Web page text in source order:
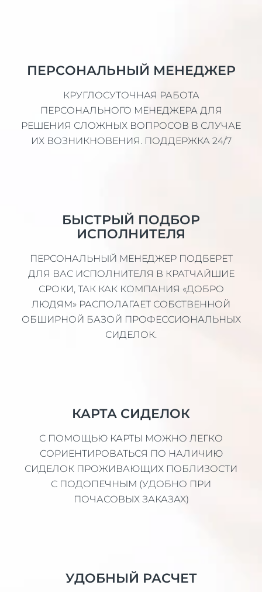
ПЕРСОНАЛЬНЫЙ МЕНЕДЖЕР
КРУГЛОСУТОЧНАЯ РАБОТА
ПЕРСОНАЛЬНОГО МЕНЕДЖЕРА ДЛЯ
РЕШЕНИЯ СЛОЖНЫХ ВОПРОСОВ В СЛУЧАЕ
ИХ ВОЗНИКНОВЕНИЯ. ПОДДЕРЖКА 24/7
БЫСТРЫЙ ПОДБОР
ИСПОЛНИТЕЛЯ
ПЕРСОНАЛЬНЫЙ МЕНЕДЖЕР ПОДБЕРЕТ
ДЛЯ ВАС ИСПОЛНИТЕЛЯ В КРАТЧАЙШИЕ
СРОКИ, ТАК КАК КОМПАНИЯ «ДОБРО
ЛЮДЯМ» РАСПОЛАГАЕТ СОБСТВЕННОЙ
ОБШИРНОЙ БАЗОЙ ПРОФЕССИОНАЛЬНЫХ
СИДЕЛОК.
КАРТА СИДЕЛОК
С ПОМОЩЬЮ КАРТЫ МОЖНО ЛЕГКО
СОРИЕНТИРОВАТЬСЯ ПО НАЛИЧИЮ
СИДЕЛОК ПРОЖИВАЮЩИХ ПОБЛИЗОСТИ
С ПОДОПЕЧНЫМ (УДОБНО ПРИ
ПОЧАСОВЫХ ЗАКАЗАХ)
УДОБНЫЙ РАСЧЕТ